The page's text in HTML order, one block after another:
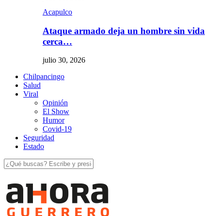
Acapulco
Ataque armado deja un hombre sin vida
cerca…
julio 30, 2026
Chilpancingo
Salud
Viral
Opinión
El Show
Humor
Covid-19
Seguridad
Estado